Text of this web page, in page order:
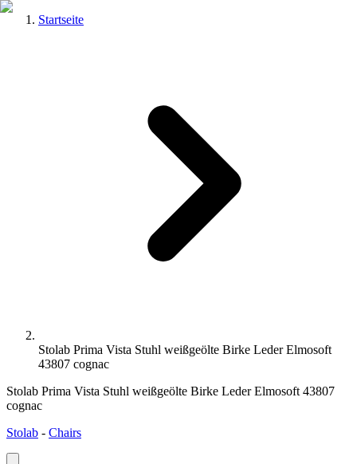
Startseite
Stolab Prima Vista Stuhl weißgeölte Birke Leder Elmosoft
43807 cognac
Stolab Prima Vista Stuhl weißgeölte Birke Leder Elmosoft 43807
cognac
Stolab - Chairs